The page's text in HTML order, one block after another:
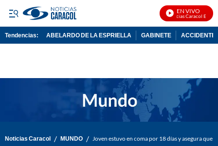
EN VIVO
Noticias Caracol En Vivo
Tendencias: ABELARDO DE LA ESPRIELLA GABINETE ACCIDENTE
Noticias Caracol / MUNDO / Joven estuvo en coma por 18 días y asegura que